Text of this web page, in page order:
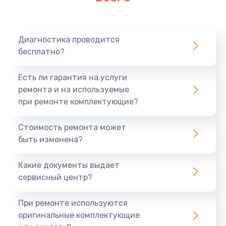
Заказать
800 руб.
Заказать
Замена кнопок
Заказать
790 руб.
Заказать
Диагностика проводится
бесплатно?
Есть ли гарантия на услуги
ремонта и на используемые
при ремонте комплектующие?
Стоимость ремонта может
быть изменена?
Какие документы выдает
сервисный центр?
При ремонте используются
оригинальные комплектующие